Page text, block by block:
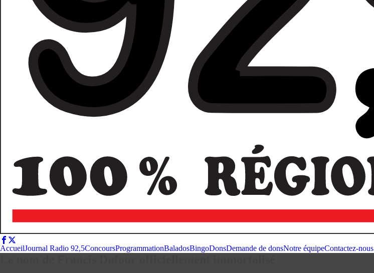
AccueilJournal Radio 92,5ConcoursProgrammationBaladosBingoDonsDemande de donsNotre équipeContactez-nous